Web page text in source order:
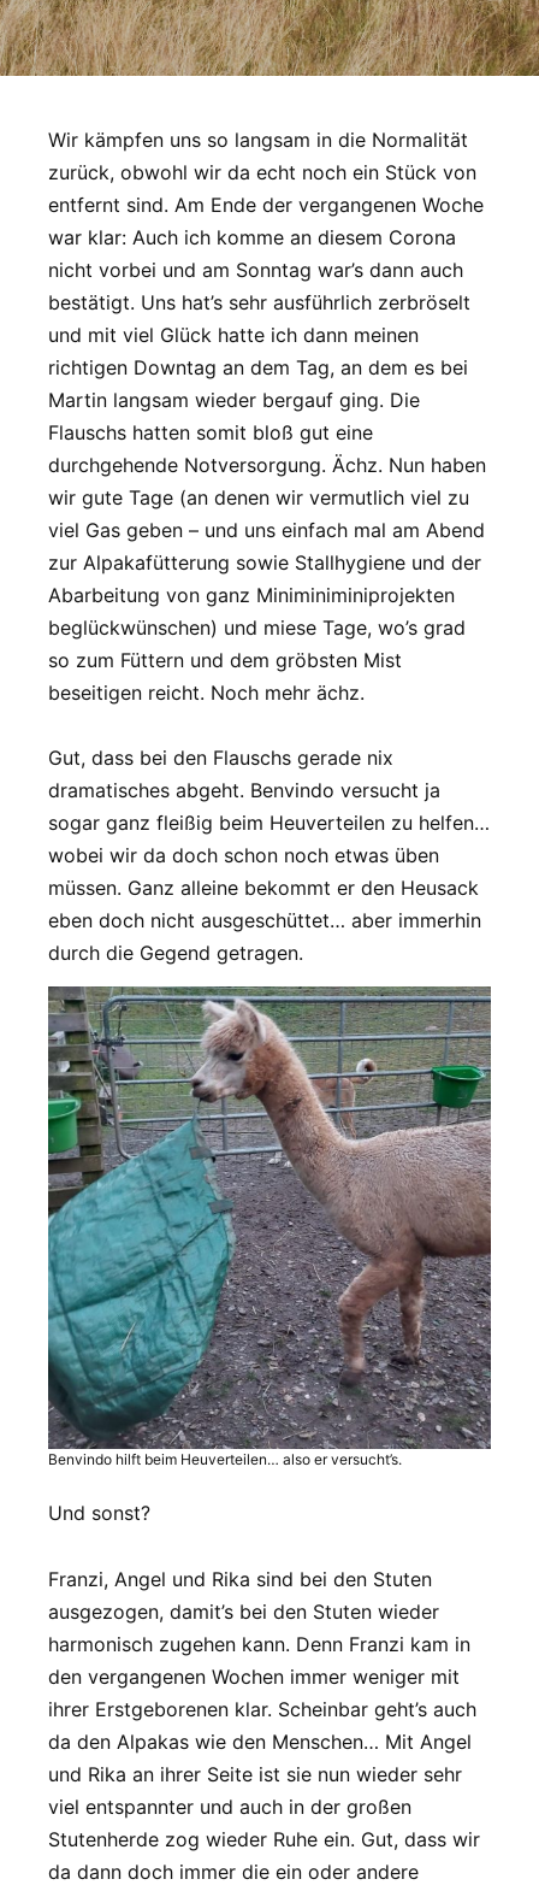
Wir kämpfen uns so langsam in die Normalität
zurück, obwohl wir da echt noch ein Stück von
entfernt sind. Am Ende der vergangenen Woche
war klar: Auch ich komme an diesem Corona
nicht vorbei und am Sonntag war’s dann auch
bestätigt. Uns hat’s sehr ausführlich zerbröselt
und mit viel Glück hatte ich dann meinen
richtigen Downtag an dem Tag, an dem es bei
Martin langsam wieder bergauf ging. Die
Flauschs hatten somit bloß gut eine
durchgehende Notversorgung. Ächz. Nun haben
wir gute Tage (an denen wir vermutlich viel zu
viel Gas geben – und uns einfach mal am Abend
zur Alpakafütterung sowie Stallhygiene und der
Abarbeitung von ganz Miniminiminiprojekten
beglückwünschen) und miese Tage, wo’s grad
so zum Füttern und dem gröbsten Mist
beseitigen reicht. Noch mehr ächz.
Gut, dass bei den Flauschs gerade nix
dramatisches abgeht. Benvindo versucht ja
sogar ganz fleißig beim Heuverteilen zu helfen…
wobei wir da doch schon noch etwas üben
müssen. Ganz alleine bekommt er den Heusack
eben doch nicht ausgeschüttet… aber immerhin
durch die Gegend getragen.
Benvindo hilft beim Heuverteilen… also er versucht’s.
Und sonst?
Franzi, Angel und Rika sind bei den Stuten
ausgezogen, damit’s bei den Stuten wieder
harmonisch zugehen kann. Denn Franzi kam in
den vergangenen Wochen immer weniger mit
ihrer Erstgeborenen klar. Scheinbar geht’s auch
da den Alpakas wie den Menschen… Mit Angel
und Rika an ihrer Seite ist sie nun wieder sehr
viel entspannter und auch in der großen
Stutenherde zog wieder Ruhe ein. Gut, dass wir
da dann doch immer die ein oder andere